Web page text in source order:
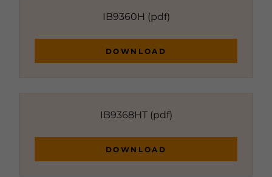
IB9360H (pdf)
DOWNLOAD
IB9368HT(pdf)
DOWNLOAD